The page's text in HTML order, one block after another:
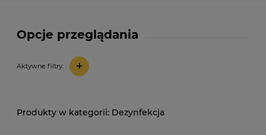
Opcje przeglądania
Aktywne filtry: +
Dezynfekcja